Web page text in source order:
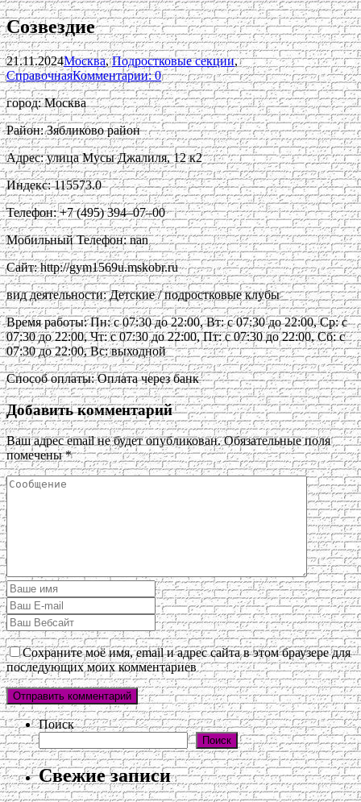
Созвездие
21.11.2024Москва,Подростковые секции,
СправочнаяКомментарии: 0
город: Москва
Район: Зябликово район
Адрес: улица Мусы Джалиля, 12 к2
Индекс: 115573.0
Телефон: +7 (495) 394‒07‒00
Мобильный Телефон: nan
Сайт: http://gym1569u.mskobr.ru
вид деятельности: Детские / подростковые клубы
Время работы: Пн: с 07:30 до 22:00, Вт: с 07:30 до 22:00, Ср: с
07:30 до 22:00, Чт: с 07:30 до 22:00, Пт: с 07:30 до 22:00, Сб: с
07:30 до 22:00, Вс: выходной
Способ оплаты: Оплата через банк
Добавить комментарий
Ваш адрес email не будет опубликован. Обязательные поля
помечены*
Сохраните моё имя, email и адрес сайта в этом браузере для
последующих моих комментариев
Поиск
Поиск
Свежие записи